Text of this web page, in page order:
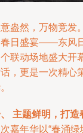
盎然，万物竞发
日盛宴——东风
联动场地盛大开
，更是一次精心
主题鲜明，打造
嘉年华以“春涌